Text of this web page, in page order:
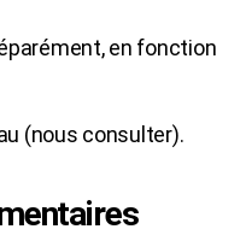
en fonction
(nous consulter).